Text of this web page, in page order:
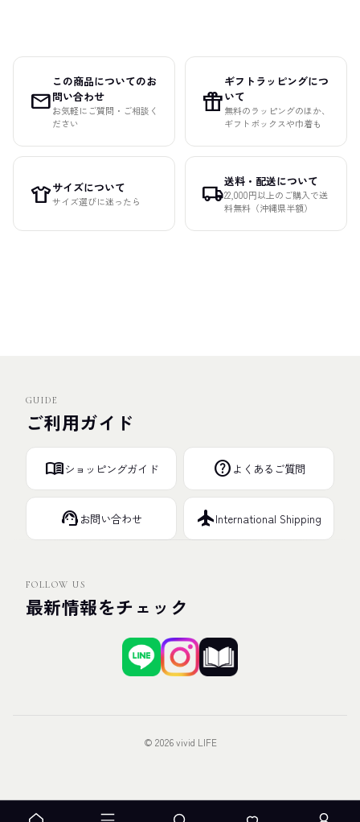
mail
この商品についてのお
問い合わせ
お気軽にご質問・ご相談く
ださい
featured_seasonal_and_gifts
ギフトラッピングにつ
いて
無料のラッピングのほか、
ギフトボックスや巾着も
apparelサイズについて
サイズ選びに迷ったら local_shipping送料・配送について
22,000円以上のご購入で送
料無料（沖縄県半額）
GUIDE
ご利用ガイド
menu_bookショッピングガイド help よくあるご質問
support_agent お問い合わせ flightInternational Shipping
FOLLOW US
最新情報をチェック
© 2026 vivid LIFE